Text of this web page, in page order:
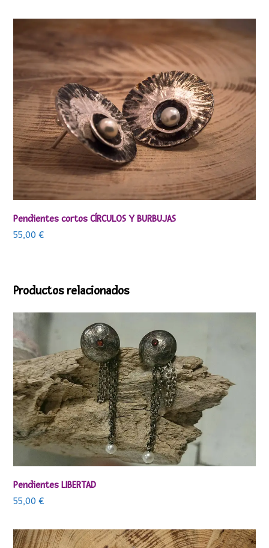
Pendientes cortos CÍRCULOS Y BURBUJAS
55,00€
Productos relacionados
Pendientes LIBERTAD
55,00€